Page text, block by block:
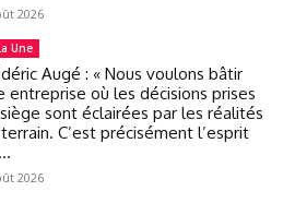
2026
Une
Augé : « Nous voulons bâtir
entreprise où les décisions prises
sont éclairées par les réalités
C’est précisément l’esprit
2026